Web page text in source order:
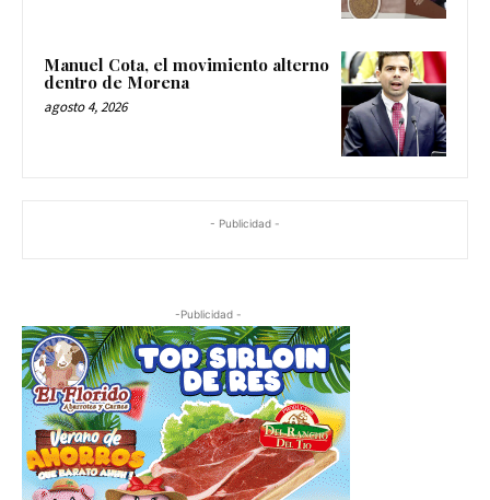
Manuel Cota, el movimiento alterno
dentro de Morena
agosto 4, 2026
- Publicidad -
-Publicidad -